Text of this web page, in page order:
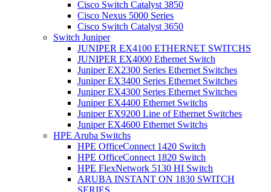
Cisco Switch Catalyst 3850
Cisco Nexus 5000 Series
Cisco Switch Catalyst 3650
Switch Juniper
JUNIPER EX4100 ETHERNET SWITCHS
JUNIPER EX4000 Ethernet Switch
Juniper EX2300 Series Ethernet Switches
Juniper EX3400 Series Ethernet Switches
Juniper EX4300 Series Ethernet Switches
Juniper EX4400 Ethernet Switchs
Juniper EX9200 Line of Ethernet Switches
Juniper EX4600 Ethernet Switchs
HPE Aruba Switchs
HPE OfficeConnect 1420 Switch
HPE OfficeConnect 1820 Switch
HPE FlexNetwork 5130 HI Switch
ARUBA INSTANT ON 1830 SWITCH
SERIES